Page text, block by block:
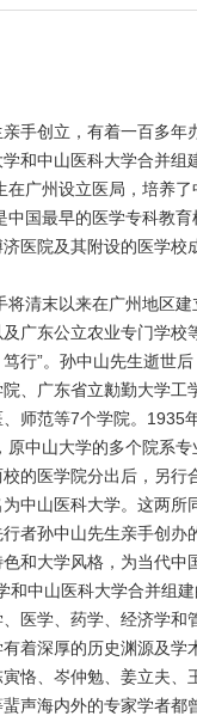
手创立，有着一百多
和中山医科大学合并组
在广州设立医局，培养
中国最早的医学专科教
医院及其附设的医学
将清末以来在广州地区
广东公立农业专门学
行”。孙中山先生逝世
、广东省立勷勤大学
师范等7个学院。1935
原中山大学的多个院系
的医学院分出后，另
中山医科大学。这两
者孙中山先生亲手创
和大学风格，为当代中
和中山医科大学合并组
医学、药学、经济学和
着深厚的历史渊源及
恪、岑仲勉、姜立夫、
声海内外的专家学者